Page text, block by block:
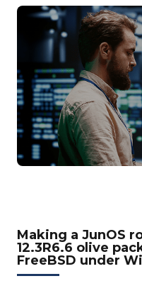
Making a JunOS
12.3R6.6 olive
FreeBSD under